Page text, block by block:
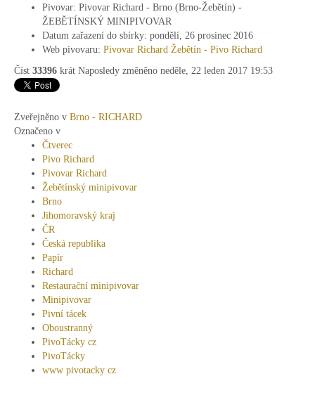
Pivovar: Pivovar Richard - Brno (Brno-Žebětín) -
ŽEBĚTÍNSKÝ MINIPIVOVAR
Datum zařazení do sbírky: pondělí, 26 prosinec 2016
Web pivovaru: Pivovar Richard Žebětín - Pivo Richard
Číst 33396 krát Naposledy změněno neděle, 22 leden 2017 19:53
Zveřejněno v Brno - RICHARD
Označeno v
Čtverec
Pivo Richard
Pivovar Richard
Žebětínský minipivovar
Brno
Jihomoravský kraj
ČR
Česká republika
Papír
Richard
Restaurační minipivovar
Minipivovar
Pivní tácek
Oboustranný
PivoTácky cz
PivoTácky
www pivotacky cz